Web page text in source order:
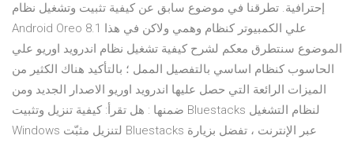
إحترافية. تطرقنا في موضوع سابق عن كيفية تثبيت وتشغيل نظام
Android Oreo 8.1 علي الكمبيوتر كنظام وهمي ولاكن في هذا
الموضوع سنتطرق معكم لشرح كيفية تشغيل نظام اندرويد اوريو علي
الحاسوب كنظام اساسي بالتفصيل الممل ؛ بالتأكيد هناك الكثير من
الميزات الرائعة التي حصل عليها اندرويد اوريو الاصدار الجديد ومن
ضمنها : هل تقرأ: كيفية تنزيل وتثبيت Bluestacks لنظام التشغيل
Windows لتنزيل مثبّت Bluestacks عبر الإنترنت ، تفضل بزيارة